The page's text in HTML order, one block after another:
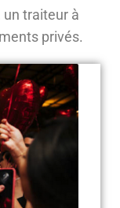
traiteur à
privés.